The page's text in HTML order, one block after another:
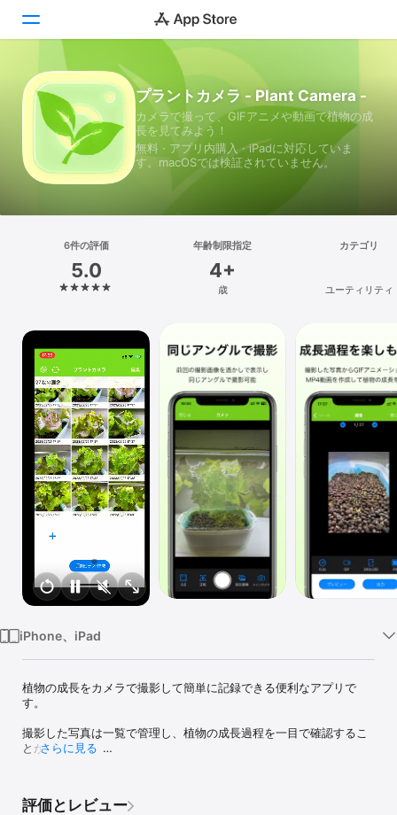
Today
ゲーム
アプリ
検索
プラットフォーム
iPhone
Mac
Vision
Watch
TV
プラントカメラ - Plant Camera -
カメラで撮って、GIFアニメや動画で植物の成
長を見てみよう！
無料 · アプリ内購入 · iPadに対応していま
す。macOSでは検証されていません。
6件の評価
5.0
年齢制限指定
4+
歳
カテゴリ
ユーティリティ
iPhone、iPad
植物の成長をカメラで撮影して簡単に記録できる便利なアプリで
す。
撮影した写真は一覧で管理し、植物の成長過程を一目で確認するこ
とができます。
さらに見る
評価とレビュー